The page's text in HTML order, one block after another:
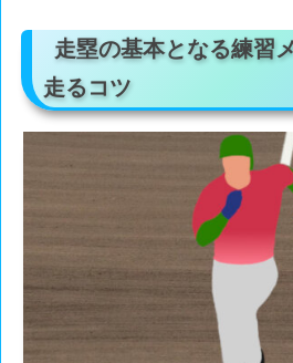
走塁の基本となる練習
走るコツ